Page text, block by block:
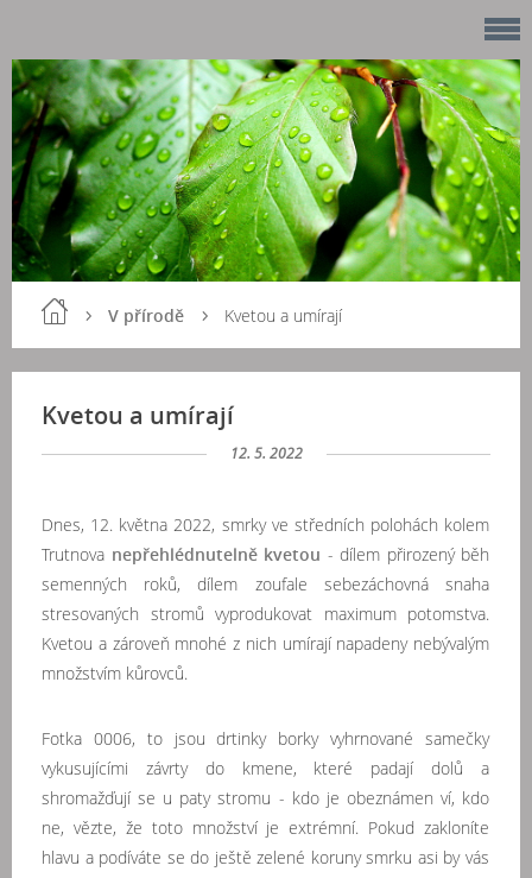
V přírodě Kvetou a umírají
Kvetou a umírají
12. 5. 2022
Dnes, 12. května 2022, smrky ve středních polohách kolem
Trutnova nepřehlédnutelně kvetou - dílem přirozený běh
semenných roků, dílem zoufale sebezáchovná snaha
stresovaných stromů vyprodukovat maximum potomstva.
Kvetou a zároveň mnohé z nich umírají napadeny nebývalým
množstvím kůrovců.
Fotka 0006, to jsou drtinky borky vyhrnované samečky
vykusujícími závrty do kmene, které padají dolů a
shromažďují se u paty stromu - kdo je obeznámen ví, kdo
ne, vězte, že toto množství je extrémní. Pokud zakloníte
hlavu a podíváte se do ještě zelené koruny smrku asi by vás